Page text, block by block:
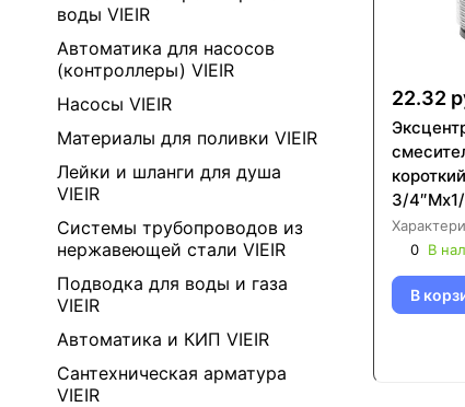
воды VIEIR
Автоматика для насосов
(контроллеры) VIEIR
Насосы VIEIR
Материалы для поливки VIEIR
Лейки и шланги для душа
VIEIR
Системы трубопроводов из
нержавеющей стали VIEIR
Подводка для воды и газа
VIEIR
Автоматика и КИП VIEIR
Сантехническая арматура
VIEIR
22.32
3/
0 В
В